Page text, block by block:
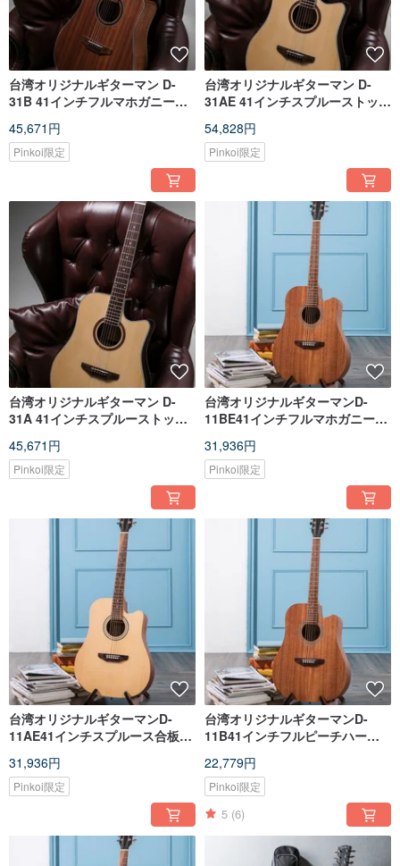
台湾オリジナルギターマン D-
31B 41インチフルマホガニーベ
レルギター
45,671円
Pinkoi限定
台湾オリジナルギターマン D-
31AE 41インチスプルーストップ
ラシックDバレルエレキギター
54,828円
Pinkoi限定
台湾オリジナルギターマン D-
31A 41インチスプルーストップ
クDバレルギター
45,671円
Pinkoi限定
台湾オリジナルギターマンD-
11BE41インチフルマホガニー合
木製ギターピックアップバージ
ョン
31,936円
Pinkoi限定
台湾オリジナルギターマンD-
11AE41インチスプルース合板D
ップバージョン
31,936円
Pinkoi限定
台湾オリジナルギターマンD-
11B41インチフルピーチハート
ター
22,779円
Pinkoi限定
5 (6)